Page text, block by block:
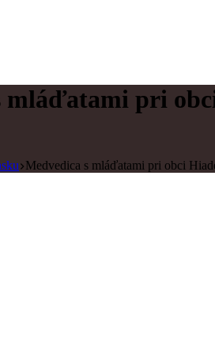
mláďatami pri
Medvedica s mláďatami pri obci